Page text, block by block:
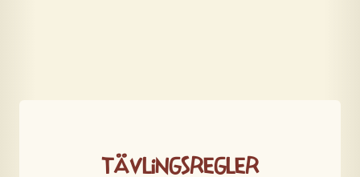
Tävlingsregler